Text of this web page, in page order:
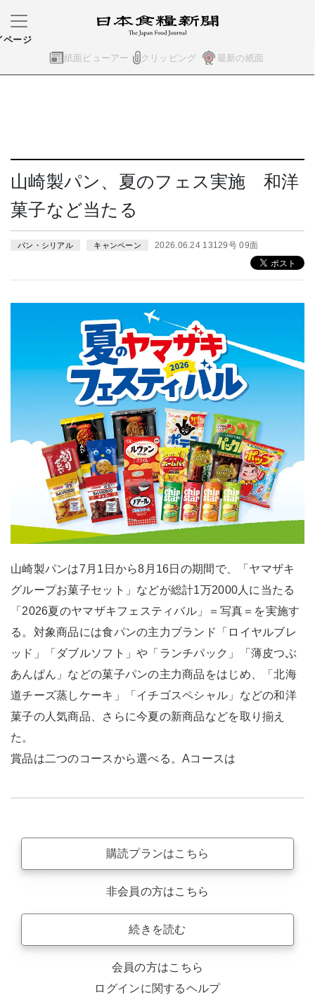
紙面ビューアー クリッピング 最新の紙面
ページ
山崎製パン、夏のフェス実施 和洋
菓子など当たる
パン・シリアル キャンペーン 2026.06.24 13129号 09面
山崎製パンは7月1日から8月16日の期間で、「ヤマザキ
グループお菓子セット」などが総計1万2000人に当たる
「2026夏のヤマザキフェスティバル」＝写真＝を実施す
る。対象商品には食パンの主力ブランド「ロイヤルブレ
ッド」「ダブルソフト」や「ランチパック」「薄皮つぶ
あんぱん」などの菓子パンの主力商品をはじめ、「北海
道チーズ蒸しケーキ」「イチゴスペシャル」などの和洋
菓子の人気商品、さらに今夏の新商品などを取り揃え
た。
賞品は二つのコースから選べる。Aコースは
購読プランはこちら
非会員の方はこちら
続きを読む
会員の方はこちら
ログインに関するヘルプ